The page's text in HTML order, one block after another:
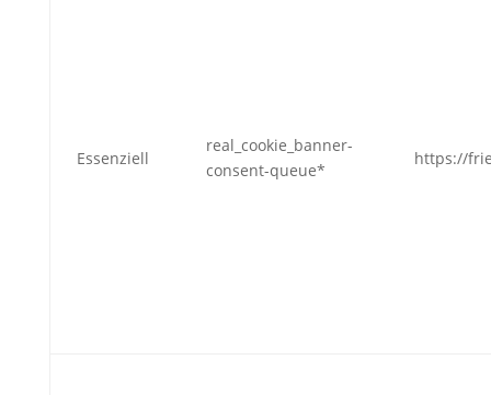
Essenziell
real_cookie_banner-
consent-queue*
https://